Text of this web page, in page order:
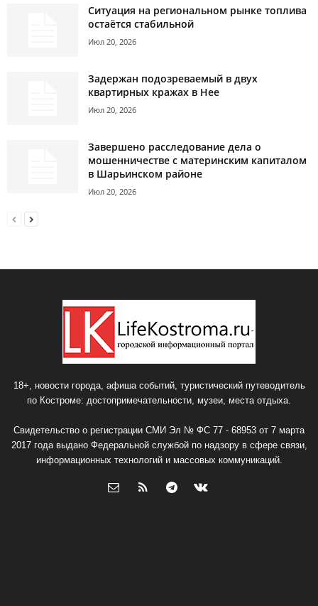
Ситуация на региональном рынке топлива
остаётся стабильной
Июл 20, 2026
Задержан подозреваемый в двух
квартирных кражах в Нее
Июл 20, 2026
Завершено расследование дела о
мошенничестве с материнским капиталом
в Шарьинском районе
Июл 20, 2026
18+, новости города, афиша событий, туристический путеводитель
по Костроме: достопримечательности, музеи, места отдыха.
Свидетельство о регистрации СМИ Эл № ФС 77 - 68953 от 7 марта
2017 года выдано Федеральной службой по надзору в сфере связи,
информационных технологий и массовых коммуникаций.